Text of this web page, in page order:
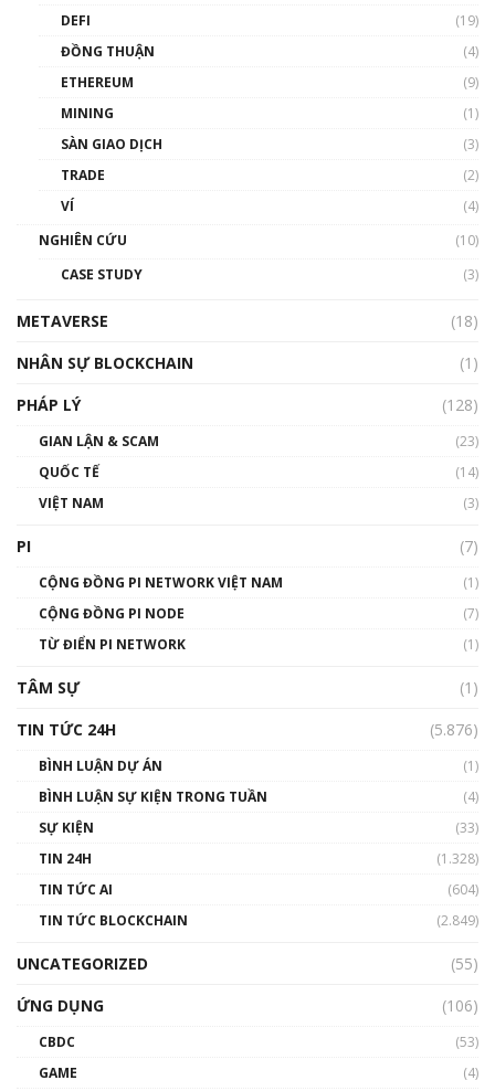
Phổ cập Blockchain
thống & Crypto qua các cuộc chiến | Phổ cập
01:32:59
gió ấm
Talkshow 14: MemeCoin – Trò đùa tỷ đô
01:29:26
DEFI
(19)
ĐỒNG THUẬN
(4)
ETHEREUM
(9)
MINING
(1)
SÀN GIAO DỊCH
(3)
TRADE
(2)
VÍ
(4)
NGHIÊN CỨU
(10)
CASE STUDY
(3)
METAVERSE
(18)
NHÂN SỰ BLOCKCHAIN
(1)
PHÁP LÝ
(128)
GIAN LẬN & SCAM
(23)
QUỐC TẾ
(14)
VIỆT NAM
(3)
PI (7)
CỘNG ĐỒNG PI NETWORK VIỆT NAM
(1)
CỘNG ĐỒNG PI NODE
(7)
TỪ ĐIỂN PI NETWORK
(1)
TÂM SỰ
(1)
TIN TỨC 24H
(5.876)
BÌNH LUẬN DỰ ÁN
(1)
BÌNH LUẬN SỰ KIỆN TRONG TUẦN
(4)
SỰ KIỆN
(33)
TIN 24H
(1.328)
TIN TỨC AI
(604)
TIN TỨC BLOCKCHAIN
(2.849)
UNCATEGORIZED
(55)
ỨNG DỤNG
(106)
CBDC
(53)
GAME
(4)